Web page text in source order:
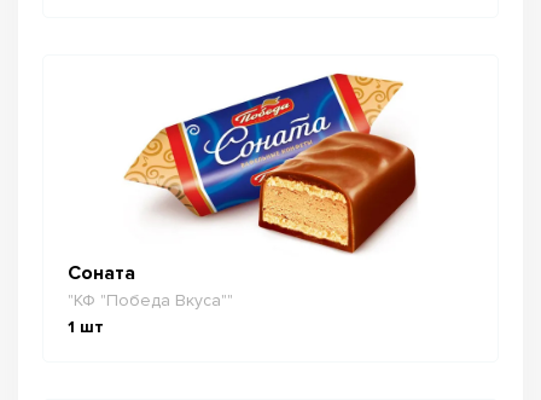
Соната
"КФ "Победа Вкуса""
1 шт